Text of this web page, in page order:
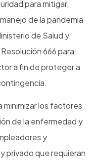
para mitigar,
de la pandemia
de Salud y
666 para
a fin de proteger a
los factores
de la enfermedad y
y
privado que requieran